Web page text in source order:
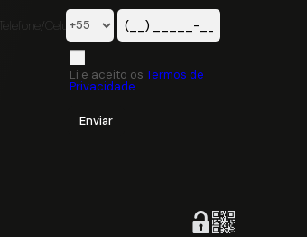
Telefone/Celular:
Li e aceito os Termos de
Privacidade